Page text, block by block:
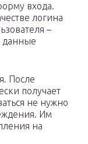
входа.
логина
–
данные
После
получает
не нужно
Им
на